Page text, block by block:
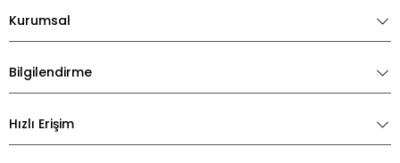
Kurumsal
Bilgilendirme
Hızlı Erişim